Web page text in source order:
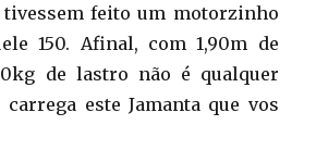
tivessem feito um motorzinho
150. Afinal, com 1,90m de
de lastro não é qualquer
este Jamanta que vos